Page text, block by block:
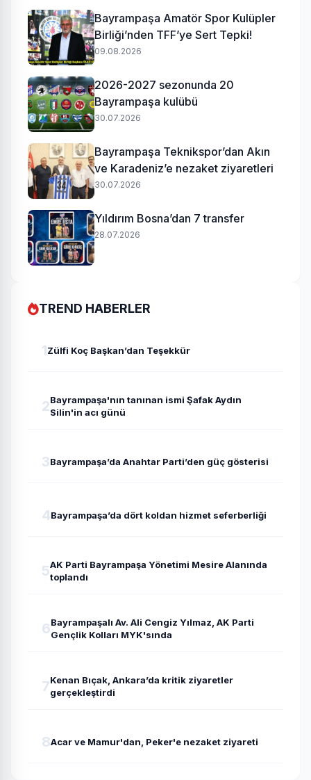
Bayrampaşa Amatör Spor Kulüpler
Birliği’nden TFF’ye Sert Tepki!
09.08.2026
2026-2027 sezonunda 20
Bayrampaşa kulübü
30.07.2026
Bayrampaşa Teknikspor’dan Akın
ve Karadeniz’e nezaket ziyaretleri
30.07.2026
Yıldırım Bosna’dan 7 transfer
28.07.2026
TREND HABERLER
1Zülfi Koç Başkan’dan Teşekkür
2Bayrampaşa'nın tanınan ismi Şafak Aydın
Silin'in acı günü
3Bayrampaşa’da Anahtar Parti’den güç gösterisi
4Bayrampaşa’da dört koldan hizmet seferberliği
5AK Parti Bayrampaşa Yönetimi Mesire Alanında
toplandı
6Bayrampaşalı Av. Ali Cengiz Yılmaz, AK Parti
Gençlik Kolları MYK'sında
7Kenan Bıçak, Ankara’da kritik ziyaretler
gerçekleştirdi
8Acar ve Mamur'dan, Peker'e nezaket ziyareti